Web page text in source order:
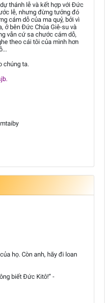
thánh lễ và kết hợp với Đức
lễ, nhưng đừng tưởng đó
cám dỗ của ma quỷ, bởi vì
ở bên Đức Chúa Giê-su và
vẫn cứ sa chước cám dỗ,
theo cái tôi của mình hơn
chúng ta.
họ. Còn anh, hãy đi loan
biết Đức Kitô!” -